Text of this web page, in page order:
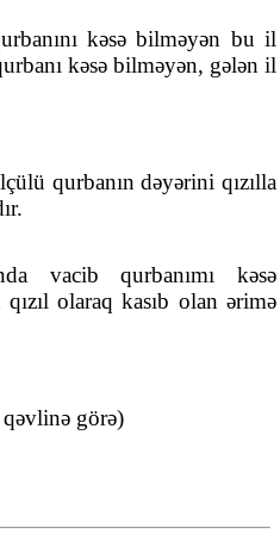
kəsə bilməyən bu il
kəsə bilməyən, gələn il
qurbanın dəyərini qızılla
vacib qurbanımı kəsə
olaraq kasıb olan ərimə
görə)